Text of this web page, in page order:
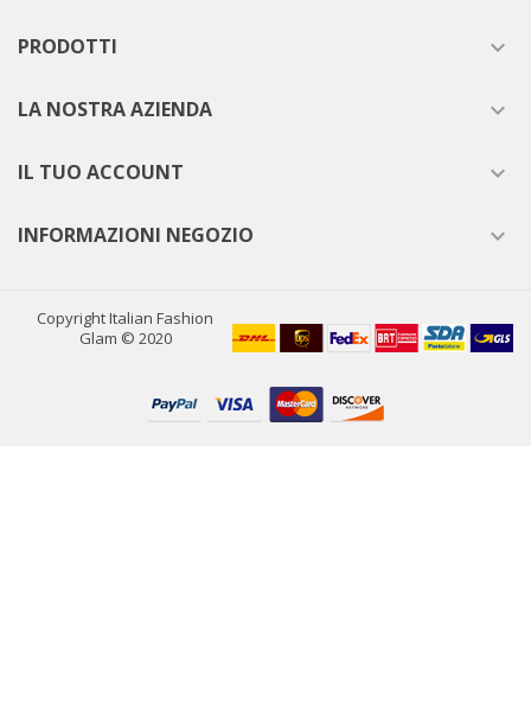
PRODOTTI 
LA NOSTRA AZIENDA 
IL TUO ACCOUNT 
INFORMAZIONI NEGOZIO 
Copyright Italian Fashion
Glam © 2020